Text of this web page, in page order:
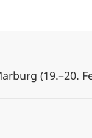
(19.–20.